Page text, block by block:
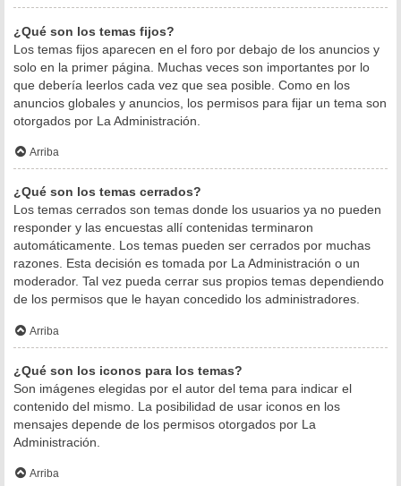
¿Qué son los temas fijos?
Los temas fijos aparecen en el foro por debajo de los anuncios y
solo en la primer página. Muchas veces son importantes por lo
que debería leerlos cada vez que sea posible. Como en los
anuncios globales y anuncios, los permisos para fijar un tema son
otorgados por La Administración.
Arriba
¿Qué son los temas cerrados?
Los temas cerrados son temas donde los usuarios ya no pueden
responder y las encuestas allí contenidas terminaron
automáticamente. Los temas pueden ser cerrados por muchas
razones. Esta decisión es tomada por La Administración o un
moderador. Tal vez pueda cerrar sus propios temas dependiendo
de los permisos que le hayan concedido los administradores.
Arriba
¿Qué son los iconos para los temas?
Son imágenes elegidas por el autor del tema para indicar el
contenido del mismo. La posibilidad de usar iconos en los
mensajes depende de los permisos otorgados por La
Administración.
Arriba